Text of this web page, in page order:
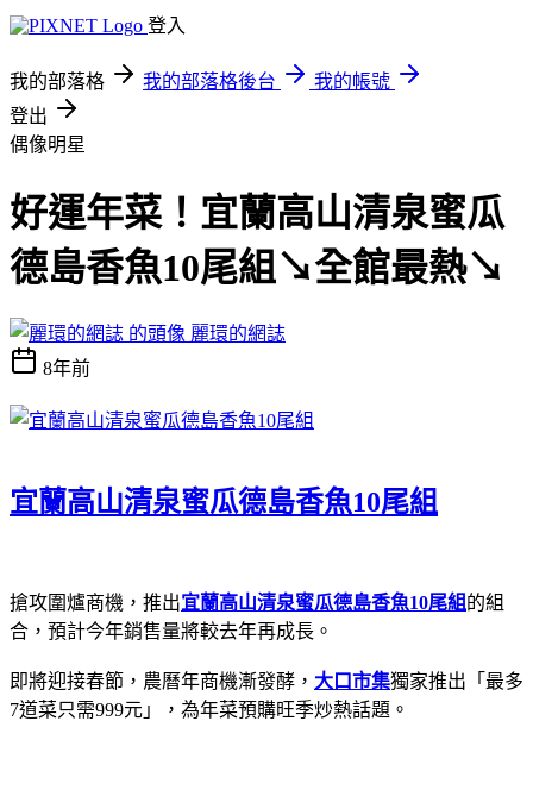
登入
我的部落格 我的部落格後台
我的帳號
登出
偶像明星
好運年菜！宜蘭高山清泉蜜瓜
德島香魚10尾組↘全館最熱↘
麗環的網誌
8年前
宜蘭高山清泉蜜瓜德島香魚10尾組
搶攻圍爐商機，推出宜蘭高山清泉蜜瓜德島香魚10尾組的組
合，預計今年銷售量將較去年再成長。
即將迎接春節，農曆年商機漸發酵， 大口市集獨家推出「最多
7道菜只需999元」，為年菜預購旺季炒熱話題。